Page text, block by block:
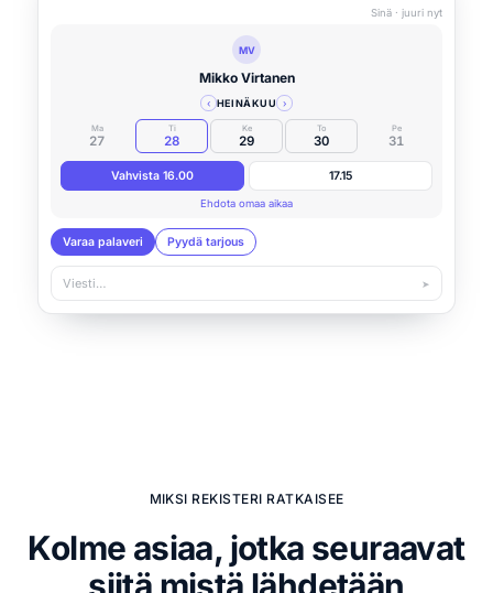
Sinä · juuri nyt
MV
Mikko Virtanen
‹ HEINÄKUU ›
Ma
27
Ti
28
Ke
29
To
30
Pe
31
Vahvista 16.00 17.15
Ehdota omaa aikaa
Varaa palaveri Pyydä tarjous
Viesti… ➤
MIKSI REKISTERI RATKAISEE
Kolme asiaa, jotka seuraavat